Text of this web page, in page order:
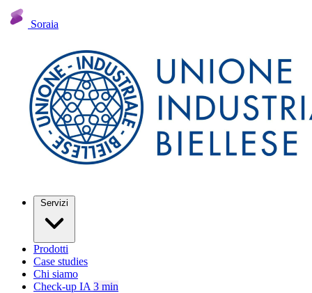
Soraia
Servizi
Prodotti
Case studies
Chi siamo
Check-up IA 3 min